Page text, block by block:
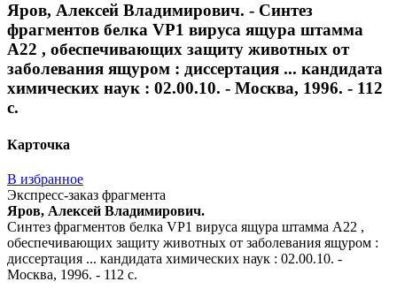
Яров, Алексей Владимирович. - Синтез
фрагментов белка VP1 вируса ящура штамма
А22 , обеспечивающих защиту животных от
заболевания ящуром : диссертация ... кандидата
химических наук : 02.00.10. - Москва, 1996. - 112
с.
Карточка
В избранное
Экспресс-заказ фрагмента
Яров, Алексей Владимирович.
Синтез фрагментов белка VP1 вируса ящура штамма А22 ,
обеспечивающих защиту животных от заболевания ящуром :
диссертация ... кандидата химических наук : 02.00.10. -
Москва, 1996. - 112 с.